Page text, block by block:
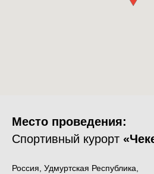
Место проведения:
Спортивный курорт
Россия, Удмуртская Республика,